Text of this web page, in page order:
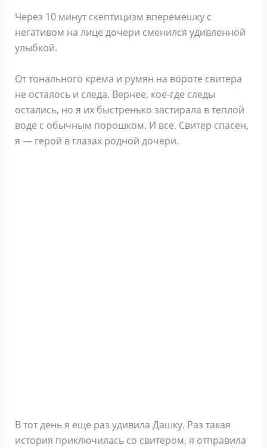
Через 10 минут скептицизм вперемешку с
негативом на лице дочери сменился удивленной
улыбкой.
От тонального крема и румян на вороте свитера
не осталось и следа. Вернее, кое-где следы
остались, но я их быстренько застирала в теплой
воде с обычным порошком. И все. Свитер спасен,
я — герой в глазах родной дочери.
В тот день я еще раз удивила Дашку. Раз такая
история приключилась со свитером, я отправила